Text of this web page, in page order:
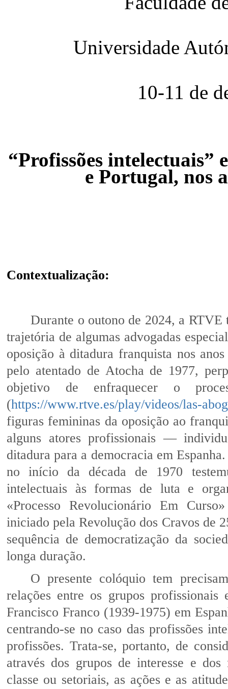
Universidade
10-11 de
“Profissões intelectuais”
e Portugal, nos
Contextualização:
Durante o outono de 2024, a
trajetória de algumas advogadas
oposição à ditadura franquista nos
pelo atentado de Atocha de 1977,
objetivo de enfraquecer o
(https://www.rtve.es/play/videos/las-
figuras femininas da oposição ao
alguns atores profissionais —
ditadura para a democracia em
no início da década de 1970
intelectuais às formas de luta e
«Processo Revolucionário Em
iniciado pela Revolução dos Cravos de
sequência de democratização da
longa duração.
O presente colóquio tem
relações entre os grupos
Francisco Franco (1939-1975) em
centrando-se no caso das profissões
profissões. Trata-se, portanto, de
através dos grupos de interesse e
classe ou setoriais, as ações e as